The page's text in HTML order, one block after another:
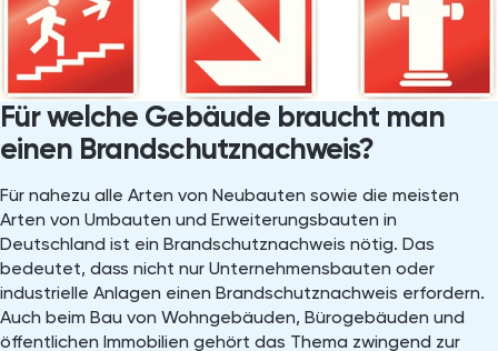
Für welche Gebäude braucht man
einen Brandschutznachweis?
Für nahezu alle Arten von Neubauten sowie die meisten
Arten von Umbauten und Erweiterungsbauten in
Deutschland ist ein Brandschutznachweis nötig. Das
bedeutet, dass nicht nur Unternehmensbauten oder
industrielle Anlagen einen Brandschutznachweis erfordern.
Auch beim Bau von Wohngebäuden, Bürogebäuden und
öffentlichen Immobilien gehört das Thema zwingend zur